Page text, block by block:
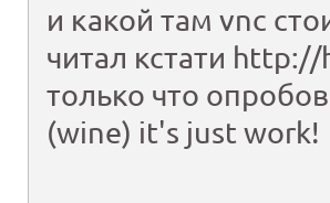
и какой там vnc
читал кстати
только что
(wine) it's just work!